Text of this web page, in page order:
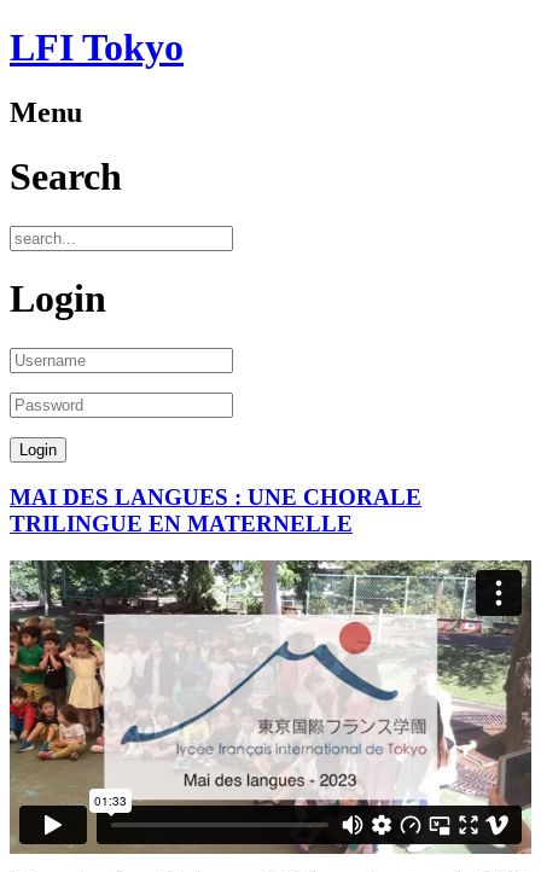
LFI Tokyo
Menu
Search
Login
MAI DES LANGUES : UNE CHORALE
TRILINGUE EN MATERNELLE